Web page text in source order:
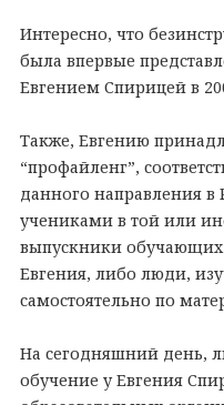
Интересно, что
была впервые
Евгением Спирицей в
Также, Евгению
“профайленг”,
данного направления в
учениками в той или
выпускники
Евгения, либо люди,
самостоятельно по
На сегодняшний день,
обучение у Евгения